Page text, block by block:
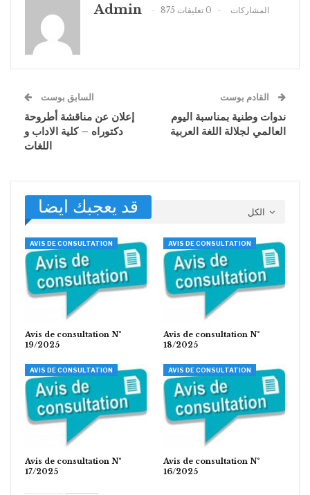
Admin 875 المشاركات 0 تعليقات
السابق بوست
إعلان عن مناقشة أطروحة
دكتوراه – كلية الاداب و
اللغات
ندوات وطنية بمناسبة اليوم
العالمي لجلالة اللغة العربية
قد يعجبك ايضا
AVIS DE CONSULTATION
Avis de consultation N°
19/2025
AVIS DE CONSULTATION
Avis de consultation N°
18/2025
AVIS DE CONSULTATION
Avis de consultation N°
17/2025
AVIS DE CONSULTATION
Avis de consultation N°
16/2025